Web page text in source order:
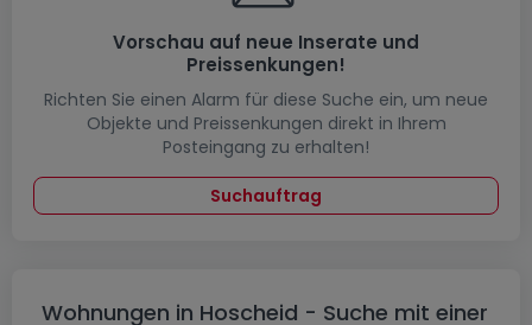
Vorschau auf neue Inserate und
Preissenkungen!
Richten Sie einen Alarm für diese Suche ein, um neue
Objekte und Preissenkungen direkt in Ihrem
Posteingang zu erhalten!
Suchauftrag
Wohnungen in Hoscheid - Suche mit einer